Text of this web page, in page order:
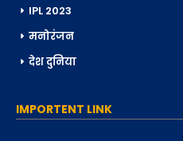
IPL 2023
मनोरंजन
देश दुनिया
IMPORTENT LINK